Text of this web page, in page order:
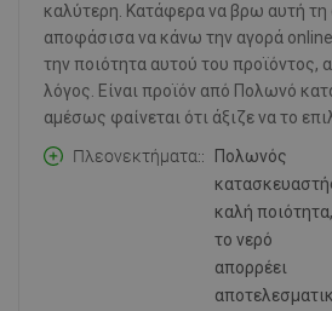
καλύτερη. Κατάφερα να βρω αυτή τη
αποφάσισα να κάνω την αγορά
την ποιότητα αυτού του προϊόντος,
λόγος. Είναι προϊόν από Πολωνό
αμέσως φαίνεται ότι άξιζε να το
Πλεονεκτήματα:
Πολωνός
καλή ποιότητα,
το νερό
απορρέει